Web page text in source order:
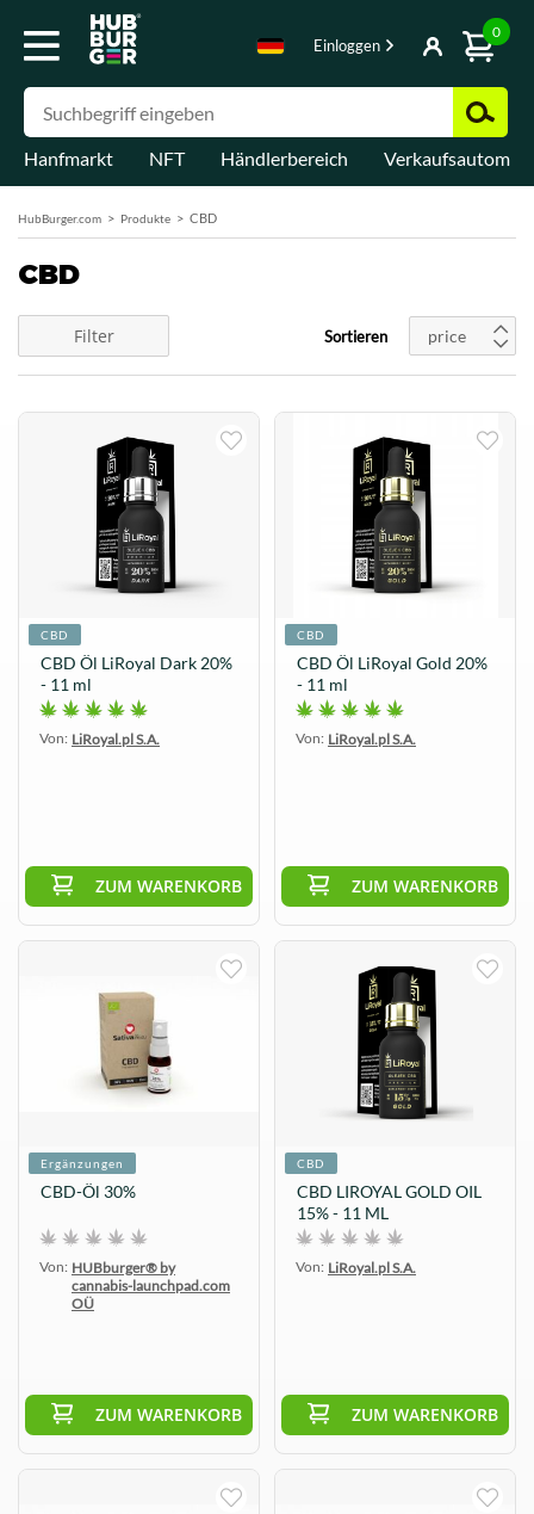
Einloggen
0
Hanfmarkt NFT Händlerbereich
HubBurger.com Produkte CBD
CBD
Filter Sortieren price
CBD
CBD Öl LiRoyal Dark 20%
- 11 ml
Von: LiRoyal.pl S.A.
ZUM WARENKORB
CBD
CBD Öl LiRoyal Gold 20%
- 11 ml
Von: LiRoyal.pl S.A.
ZUM WARENKORB
Ergänzungen
CBD-Öl 30%
Von: HUBburger® by
cannabis-launchpad.com
OÜ
ZUM WARENKORB
CBD
CBD LIROYAL GOLD OIL
15% - 11 ML
Von: LiRoyal.pl S.A.
ZUM WARENKORB